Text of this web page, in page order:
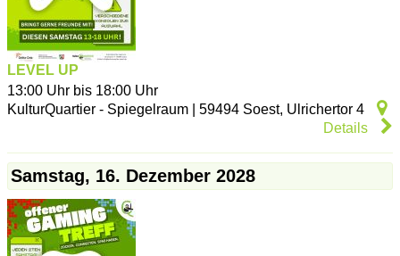
LEVEL UP
13:00 Uhr bis 18:00 Uhr
KulturQuartier - Spiegelraum
59494 Soest, Ulrichertor 4
Details
Samstag, 16. Dezember 2028